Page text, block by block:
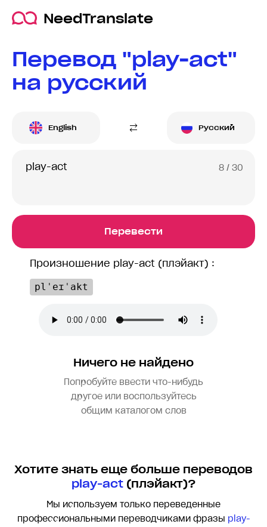
NeedTranslate
Перевод "play-act"
на русский
English Русский
8 / 30
Перевести
Произношение play-act (плэйакт) :
plˈeɪˈakt
Ничего не найдено
Попробуйте ввести что-нибудь
другое или воспользуйтесь
общим каталогом слов
Хотите знать еще больше переводов
play-act(плэйакт)?
Мы используем только переведенные
профессиональными переводчиками фразы play-